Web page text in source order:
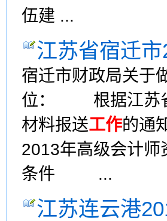
伍建 ...
江苏省宿迁
宿迁市财政局关于
位： 根据江苏省
材料报送工作的通
2013年高级会计师
条件 ...
江苏连云港